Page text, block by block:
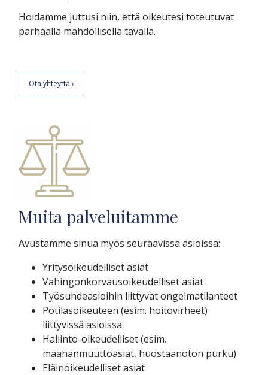
Hoidamme juttusi niin, että oikeutesi toteutuvat
parhaalla mahdollisella tavalla.
Ota yhteyttä ›
Muita palveluitamme
Avustamme sinua myös seuraavissa asioissa:
Yritysoikeudelliset asiat
Vahingonkorvausoikeudelliset asiat
Työsuhdeasioihin liittyvät ongelmatilanteet
Potilasoikeuteen (esim. hoitovirheet)
liittyvissä asioissa
Hallinto-oikeudelliset (esim.
maahanmuuttoasiat, huostaanoton purku)
Eläinoikeudelliset asiat